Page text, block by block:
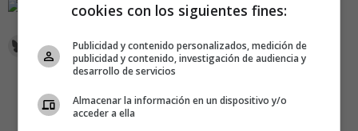
cookies con los siguientes fines:
Publicidad y contenido personalizados, medición de
publicidad y contenido, investigación de audiencia y
desarrollo de servicios
Almacenar la información en un dispositivo y/o
acceder a ella